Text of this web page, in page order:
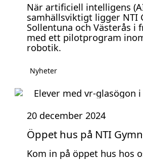
När artificiell intelligens
samhällsviktigt ligger NTI
Sollentuna och Västerås i
med ett pilotprogram
robotik.
Nyheter
20 december 2024
Öppet hus på NTI
Kom in på öppet hus hos